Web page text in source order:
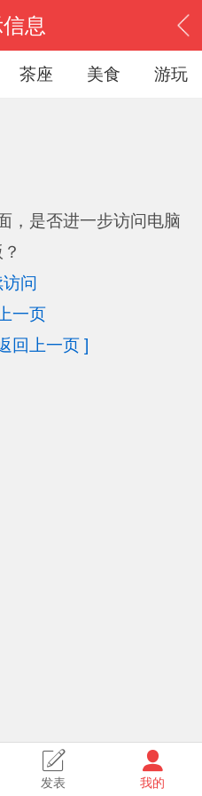
息
茶座 美食 游玩
，是否进一步访问电脑
问
一页
回上一页 ]
发表 我的